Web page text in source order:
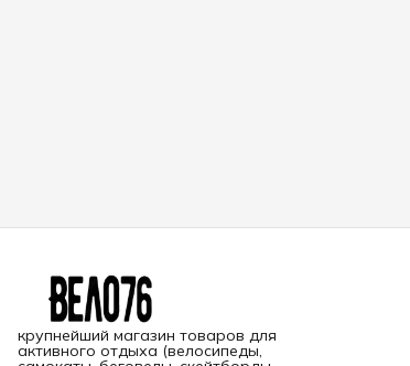
крупнейший магазин товаров для
активного отдыха (велосипеды,